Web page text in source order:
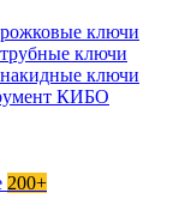
ключи
ключи
ключи
КИБО
200+